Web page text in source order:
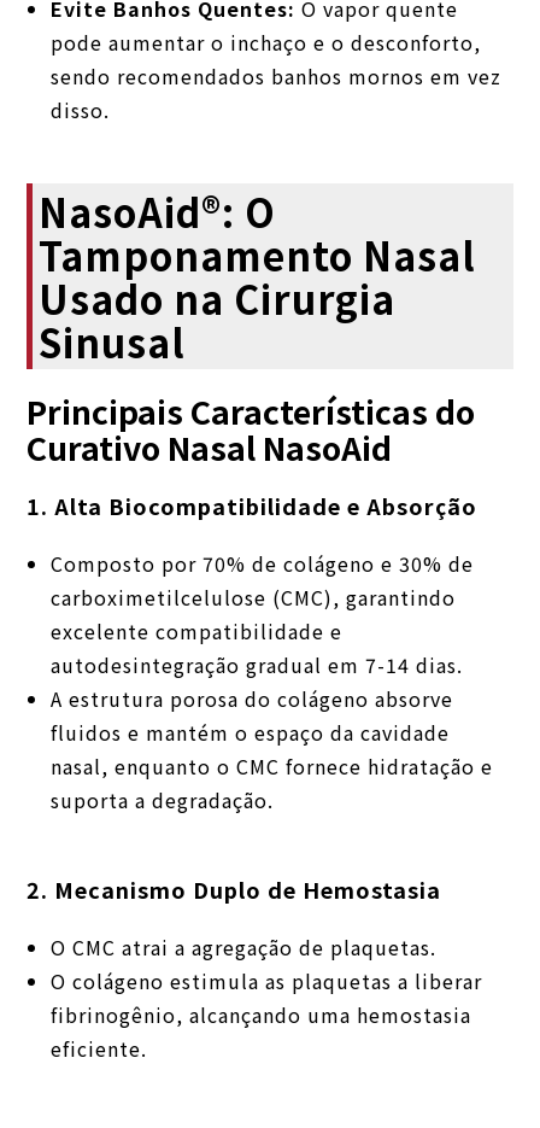
Evite Banhos Quentes: O vapor quente
pode aumentar o inchaço e o desconforto,
sendo recomendados banhos mornos em vez
disso.
NasoAid®: O
Tamponamento Nasal
Usado na Cirurgia
Sinusal
Principais Características do
Curativo Nasal NasoAid
1. Alta Biocompatibilidade e Absorção
Composto por 70% de colágeno e 30% de
carboximetilcelulose (CMC), garantindo
excelente compatibilidade e
autodesintegração gradual em 7-14 dias.
A estrutura porosa do colágeno absorve
fluidos e mantém o espaço da cavidade
nasal, enquanto o CMC fornece hidratação e
suporta a degradação.
2. Mecanismo Duplo de Hemostasia
O CMC atrai a agregação de plaquetas.
O colágeno estimula as plaquetas a liberar
fibrinogênio, alcançando uma hemostasia
eficiente.